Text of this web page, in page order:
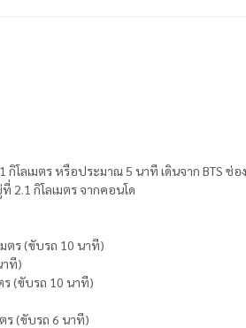
กิโลเมตร หรือประมาณ 5 นาที เดินจาก BTS ช่
2.1 กิโลเมตร จากคอนโด
ตร (ขับรถ 10 นาที)
าที)
ร (ขับรถ 10 นาที)
ร (ขับรถ 6 นาที)